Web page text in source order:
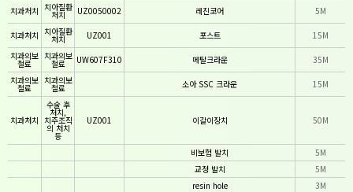
치과처치 치아질환
처치 UZ0050002 레진코어 5M
치과처치 치아질환
처치 UZ001 포스트
15M
치과의보
철료
치과의보
철료 UW607F310 메탈크라운
35M
치과의보
철료
치과의보
철료 소아 SSC 크라운 15M
치과처치
수술 후
처치,
치주조직
의 처치
등
UZ001 이갈이장치 50M
비보험 발치
5M
교정 발치
5M
resin hole
3M